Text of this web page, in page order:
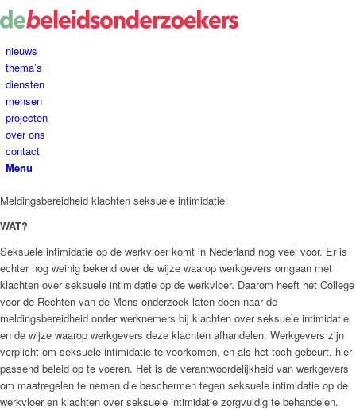
nieuws
thema’s
diensten
mensen
projecten
over ons
contact
Menu
Meldingsbereidheid klachten seksuele intimidatie
WAT?
Seksuele intimidatie op de werkvloer komt in Nederland nog veel voor. Er is
echter nog weinig bekend over de wijze waarop werkgevers omgaan met
klachten over seksuele intimidatie op de werkvloer. Daarom heeft het College
voor de Rechten van de Mens onderzoek laten doen naar de
meldingsbereidheid onder werknemers bij klachten over seksuele intimidatie
en de wijze waarop werkgevers deze klachten afhandelen. Werkgevers zijn
verplicht om seksuele intimidatie te voorkomen, en als het toch gebeurt, hier
passend beleid op te voeren. Het is de verantwoordelijkheid van werkgevers
om maatregelen te nemen die beschermen tegen seksuele intimidatie op de
werkvloer en klachten over seksuele intimidatie zorgvuldig te behandelen.